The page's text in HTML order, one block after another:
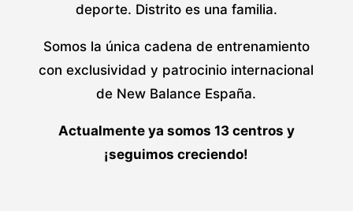
deporte. Distrito es una familia.
Somos la única cadena de entrenamiento
con exclusividad y patrocinio internacional
de New Balance España.
Actualmente ya somos 13 centros y
¡seguimos creciendo!